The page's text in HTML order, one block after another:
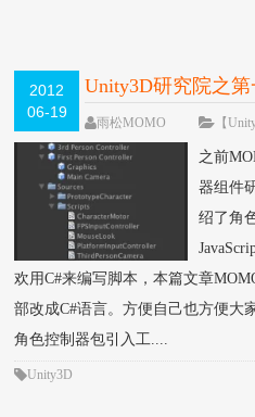
2012
06-19
Unity3D研究院之
组件修改C#版本（
雨松MOMO 【
79708次
30 条评论
之前
器组件
绍了角
欢用C#来编写脚本，本篇文章
部改成C#语言。方便自己也方便大
角色控制器包引入工....
Unity3D